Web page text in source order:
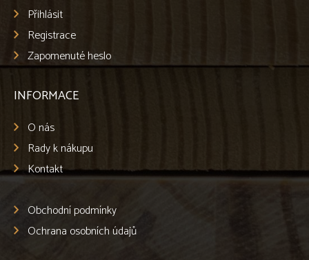
Přihlásit
Registrace
Zapomenuté heslo
INFORMACE
O nás
Rady k nákupu
Kontakt
Obchodní podmínky
Ochrana osobních údajů